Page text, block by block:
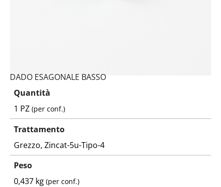
DADO ESAGONALE BASSO
Quantità
1 PZ(per conf.)
Trattamento
Grezzo, Zincat-5u-Tipo-4
Peso
0,437 kg(per conf.)